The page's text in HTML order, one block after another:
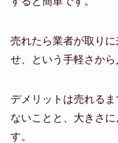
売れたら業者が取り
せ、という手軽さから
デメリットは売れる
ないことと、大きさ
す。